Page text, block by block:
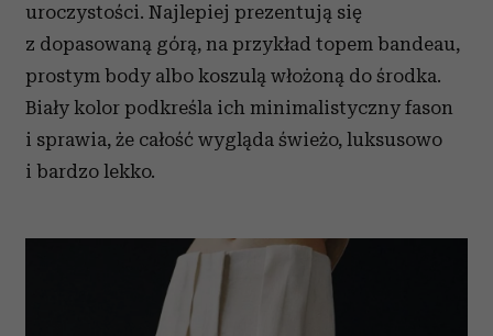
uroczystości. Najlepiej prezentują się
z dopasowaną górą, na przykład topem bandeau,
prostym body albo koszulą włożoną do środka.
Biały kolor podkreśla ich minimalistyczny fason
i sprawia, że całość wygląda świeżo, luksusowo
i bardzo lekko.